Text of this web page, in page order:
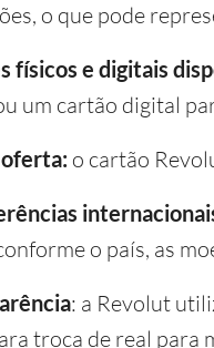
o que pode
físicos e digitais
um cartão digital
o cartão
o país, as
: a Revolut
troca de real para